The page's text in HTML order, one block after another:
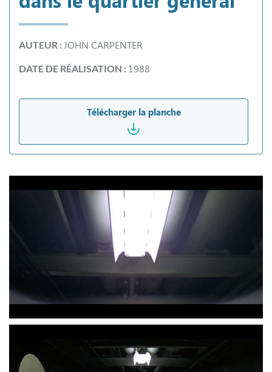
AUTEUR :JOHN CARPENTER
DATE DE RÉALISATION : 1988
Télécharger la planche